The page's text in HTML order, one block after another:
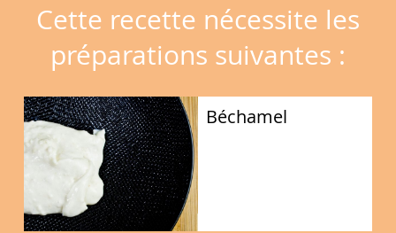
Cette recette nécessite les
préparations suivantes :
Béchamel